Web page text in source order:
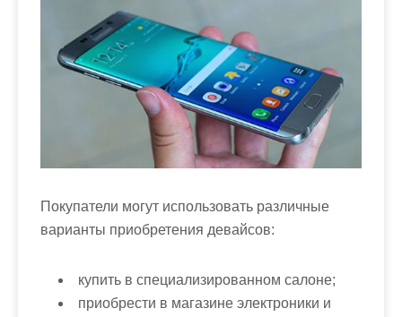
Покупатели могут использовать различные
варианты приобретения девайсов:
купить в специализированном салоне;
приобрести в магазине электроники и